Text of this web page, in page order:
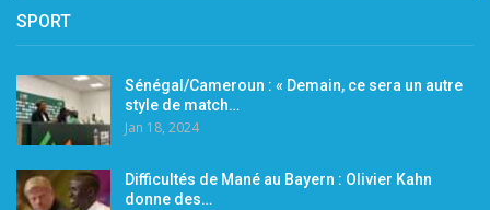
SPORT
Sénégal/Cameroun : « Demain, ce sera un autre
style de match…
Jan 18, 2024
Difficultés de Mané au Bayern : Olivier Kahn
donne des…